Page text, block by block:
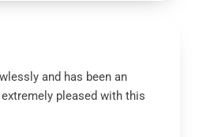
and has been an
pleased with this